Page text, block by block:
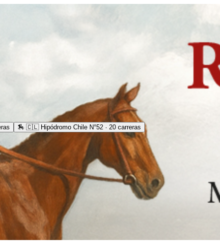
🏇 🇨🇱 Hipódromo Chile N°52 · 20 carreras